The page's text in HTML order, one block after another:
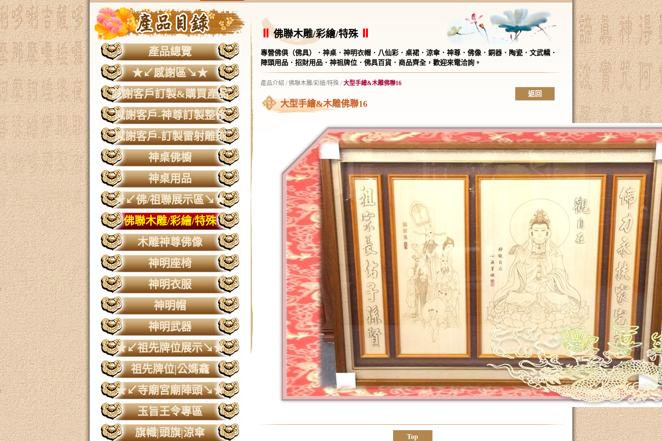
產品總覽
★↙感謝區↘★
感謝客戶訂製&購買產品
感謝客戶-神尊訂製整修
感謝客戶-訂製雷射雕刻
神桌佛櫥
神桌用品
★↙佛/祖聯展示區↘★
佛聯木雕/彩繪/特殊
木雕神尊佛像
神明座椅
神明衣服
神明帽
神明武器
★↙祖先牌位展示↘★
祖先牌位|公媽龕
★↙寺廟宮廟陣頭↘★
玉旨王令專區
旗幟|頭旗|涼傘
佛聯木雕/彩繪/特殊
專營佛俱（佛具）．神桌．神明衣帽．八仙彩．桌裙．涼傘．神尊．佛像．銅器．陶瓷．文武轎．
陣頭用品．招財用品．神祖牌位．佛具百貨．商品齊全，歡迎來電洽詢。
產品介紹 / 佛聯木雕/彩繪/特殊 / 大型手繪&木雕佛聯16
返回
大型手繪&木雕佛聯16
Top